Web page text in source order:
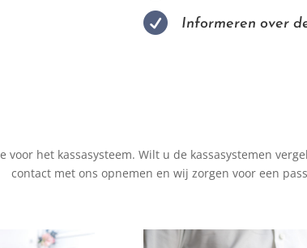
 Informeren over
het kassasysteem. Wilt u de kassasystemen
contact met ons opnemen en wij zorgen voor een